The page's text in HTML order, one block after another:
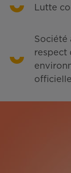
Lutte
Société
respect